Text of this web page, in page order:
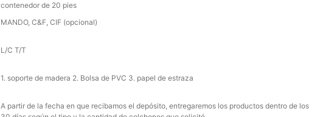
contenedor de 20 pies
MANDO, C&F, CIF (opcional)
L/C T/T
1. soporte de madera 2. Bolsa de PVC 3. papel de estraza
A partir de la fecha en que recibamos el depósito, entregaremos los productos dentro de los